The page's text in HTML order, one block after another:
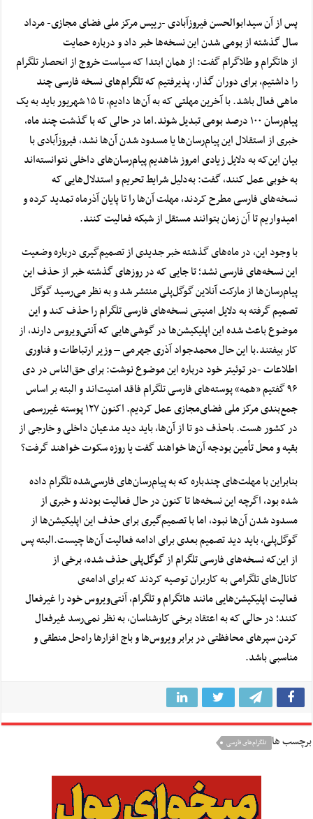
پس از آن سیدابوالحسن فیروزآبادی -رییس مرکز ملی فضای مجازی- مرداد
سال گذشته از بومی شدن این نسخه‌ها خبر داد و درباره حمایت
از هاتگرام و طلاگرام گفت: از همان ابتدا کهسیاست خروج از انحصار تلگرام
را داشتیم، برای دوران گذار، پذیرفتیم که تلگرام‌های نسخه فارسی چند
ماهی فعال باشد. با آخرین مهلتی که به آن‌ها دادیم، تا ۱۵ شهریور باید به یک
پیام‌رسان ۱۰۰ درصد بومی تبدیل شوند.
اما در حالی که با گذشت چند ماه،
خبری از استقلال این پیام‌رسان‌ها یا مسدود شدن آن‌ها نشد، فیروزآبادی با
بیان این‌که به دلایل زیادی امروز شاهدیم پیام‌رسان‌های داخلی نتوانسته‌اند
به خوبی عمل کنند، گفت: به‌دلیل شرایط تحریم و استدلال‌هایی که
نسخه‌های فارسی مطرح کردند، مهلت آن‌ها را تا پایان آذرماه تمدید کرده و
امیدواریم تا آن زمان بتوانند مستقل از شبکه فعالیت کنند.
با وجود این، در ماه‌های گذشتهخبر جدیدی از تصمیم‌گیری درباره وضعیت
این نسخه‌های فارسی نشد؛ تا جایی که در روزهای گذشته خبر از حذف این
پیام‌رسان‌ها از مارکت آنلاین گوگل‌پلی منتشر شد و به نظر می‌رسید گوگل
تصمیم گرفته به دلایل امنیتی نسخه‌های فارسی تلگرام را حذف کند و این
موضوع باعث شده این اپلیکیشن‌ها در گوشی‌هایی که آنتی‌ویروس دارند، از
کار بیفتند.با این حال محمدجواد آذری جهرمی – وزیر ارتباطات و فناوری
اطلاعات -در توئیتر خود درباره این موضوع نوشت: برای حق‌الناس⁩ در دی
۹۶ گفتیم «همه» پوسته‌های فارسی تلگرام فاقد امنیت‌اند و البته بر اساس
جمع‌بندی مرکز ملی فضای‌مجازی عمل کردیم. اکنون ۱۲۷ پوسته غیررسمی
در کشور هست. باحذف دو تا از آن‌ها، باید دید مدعیان داخلی و خارجی از
بقیه و محل تأمین بودجه آن‌ها خواهند گفت یا روزه سکوت خواهند گرفت؟
بنابراین با مهلت‌های چندباره که به پیام‌رسان‌های فارسی‌شده تلگرام داده
شده بود، اگرچه این نسخه‌ها تا کنون در حال فعالیت بودند و خبری از
مسدود شدن آن‌ها نبود، اما با تصمیم‌گیری برای حذف این اپلیکیشن‌ها از
گوگل‌پلی، باید دید تصمیم بعدی برای ادامه فعالیت آن‌ها چیست.البته پس
از این‌که نسخه‌های فارسی تلگرام از گوگل‌پلی حذف شده، برخی از
کانال‌های تلگرامی به کاربران توصیه کردند که برای ادامه‌ی
فعالیت اپلیکیشن‌هایی مانند هاتگرام و تلگرام، آنتی‌ویروس خود را غیرفعال
کنند؛ در حالی که به اعتقاد برخی کارشناسان، به نظر نمی‌رسد غیرفعال
کردن سپرهای محافظتی در برابر ویروس‌ها و باج افزارها راه‌حل منطقی و
مناسبی باشد.
برچسب ها تلگرام‌های فارسی